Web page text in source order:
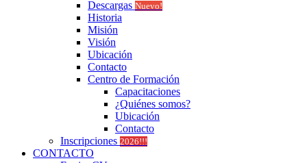
Descargas Nuevo!
Historia
Misión
Visión
Ubicación
Contacto
Centro de Formación
Capacitaciones
¿Quiénes somos?
Ubicación
Contacto
Inscripciones 2026!!!
CONTACTO